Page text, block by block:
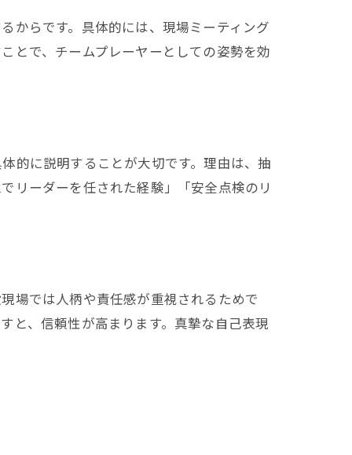
からです。具体的には、現場ミーティング
とで、チームプレーヤーとしての姿勢を効
的に説明することが大切です。理由は、抽
リーダーを任された経験」「安全点検のリ
場では人柄や責任感が重視されるためで
と、信頼性が高まります。真摯な自己表現